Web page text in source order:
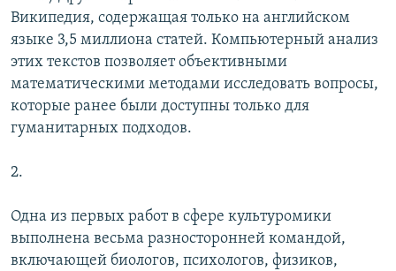
Википедия, содержащая только на английском
языке 3,5 миллиона статей. Компьютерный анализ
этих текстов позволяет объективными
математическими методами исследовать вопросы,
которые ранее были доступны только для
гуманитарных подходов.
2.
Одна из первых работ в сфере культуромики
выполнена весьма разносторонней командой,
включающей биологов, психологов, физиков,